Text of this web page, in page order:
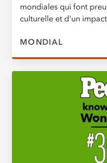
mondiales qui font
culturelle et d'un
MONDIAL